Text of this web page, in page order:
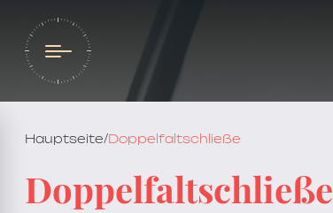
Hauptseite/ Doppelfaltschließe
Doppelfaltschließe